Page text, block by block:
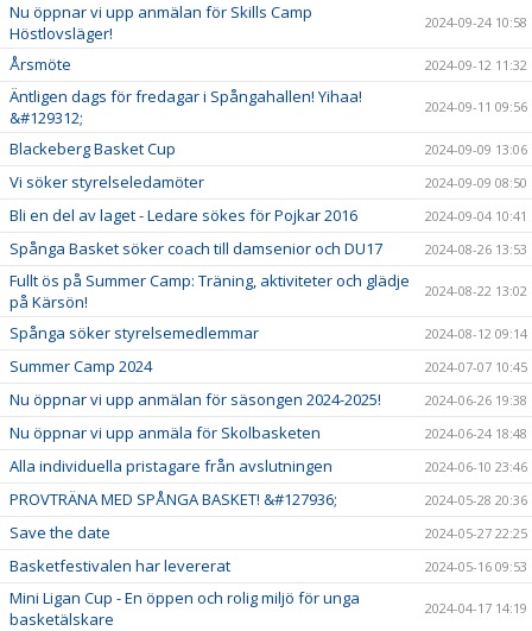
Nu öppnar vi upp anmälan för Skills Camp
Höstlovsläger!
2024-09-24 10:58
Årsmöte 2024-09-12 11:32
Äntligen dags för fredagar i Spångahallen! Yihaa!
&#129312;
2024-09-11 09:56
Blackeberg Basket Cup 2024-09-09 13:06
Vi söker styrelseledamöter 2024-09-09 08:50
Bli en del av laget - Ledare sökes för Pojkar 2016 2024-09-04 10:41
Spånga Basket söker coach till damsenior och DU17 2024-08-26 13:53
Fullt ös på Summer Camp: Träning, aktiviteter och glädje
på Kärsön!
2024-08-22 13:02
Spånga söker styrelsemedlemmar 2024-08-12 09:14
Summer Camp 2024 2024-07-07 10:45
Nu öppnar vi upp anmälan för säsongen 2024-2025! 2024-06-26 19:38
Nu öppnar vi upp anmäla för Skolbasketen 2024-06-24 18:48
Alla individuella pristagare från avslutningen 2024-06-10 23:46
PROVTRÄNA MED SPÅNGA BASKET! &#127936; 2024-05-28 20:36
Save the date 2024-05-27 22:25
Basketfestivalen har levererat 2024-05-16 09:53
Mini Ligan Cup - En öppen och rolig miljö för unga
basketälskare
2024-04-17 14:19